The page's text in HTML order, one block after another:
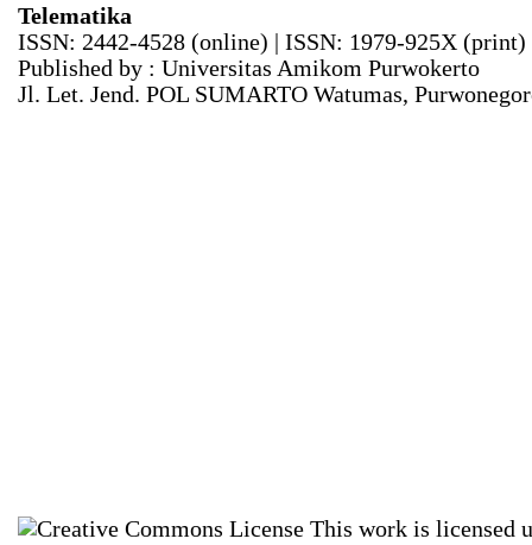
Telematika
ISSN: 2442-4528 (online) | ISSN: 1979-925X (print)
Published by : Universitas Amikom Purwokerto
Jl. Let. Jend. POL SUMARTO Watumas,
This work is licensed